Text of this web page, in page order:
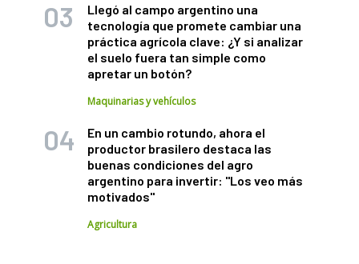
Llegó al campo argentino una
tecnología que promete cambiar una
práctica agrícola clave: ¿Y si analizar
el suelo fuera tan simple como
apretar un botón?
Maquinarias y vehículos
En un cambio rotundo, ahora el
productor brasilero destaca las
buenas condiciones del agro
argentino para invertir: "Los veo más
motivados"
Agricultura